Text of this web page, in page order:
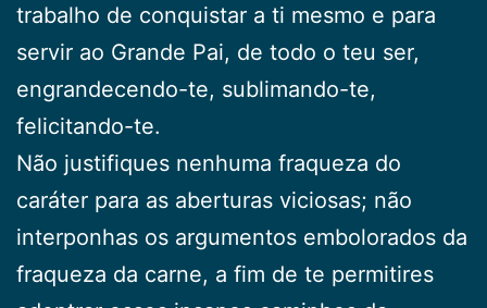
trabalho de conquistar a ti mesmo e para
servir ao Grande Pai, de todo o teu ser,
engrandecendo-te, sublimando-te,
felicitando-te.
Não justifiques nenhuma fraqueza do
caráter para as aberturas viciosas; não
interponhas os argumentos embolorados da
fraqueza da carne, a fim de te permitires